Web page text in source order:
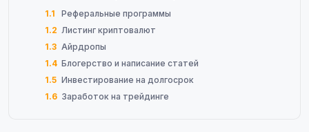
1.1
Реферальные программы
1.2 Листинг криптовалют
1.3 Айрдропы
1.4 Блогерство и написание статей
1.5 Инвестирование на долгосрок
1.6 Заработок на трейдинге